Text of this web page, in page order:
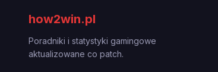
how2win.pl
Poradniki i statystyki gamingowe
aktualizowane co patch.